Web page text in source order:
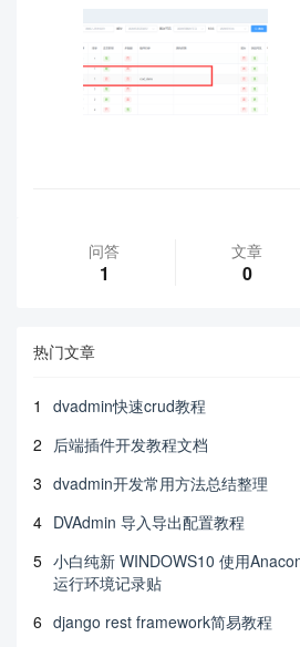
问答
1
文章
0
热门文章
1
dvadmin快速crud教程
2 后端插件开发教程文档
3 dvadmin开发常用方法总结整理
4 DVAdmin 导入导出配置教程
5 小白纯新 WINDOWS10 使用
运行环境记录贴
6 django rest framework简易教程